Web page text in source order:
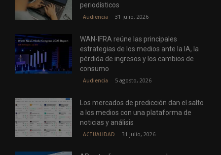
periodísticos
Audiencia 31 julio, 2026
WAN-IFRA reúne las principales
estrategias de los medios ante la IA, la
pérdida de ingresos y los cambios de
consumo
Audiencia 5 agosto, 2026
Los mercados de predicción dan el salto
a los medios con una plataforma de
noticias y análisis
ACTUALIDAD 31 julio, 2026